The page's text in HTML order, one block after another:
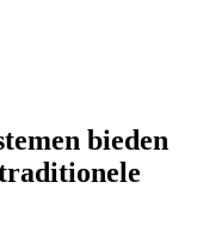
bieden